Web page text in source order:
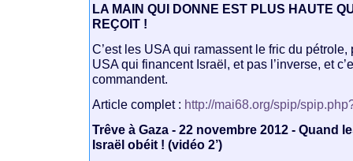
LA MAIN QUI DONNE EST PLUS HAUTE
REÇOIT !
C’est les USA qui ramassent le fric du pétrole,
USA qui financent Israël, et pas l’inverse, et
commandent.
Article complet : http://mai68.org/spip/
Trêve à Gaza - 22 novembre 2012 - Quand
Israël obéit ! (vidéo 2’)